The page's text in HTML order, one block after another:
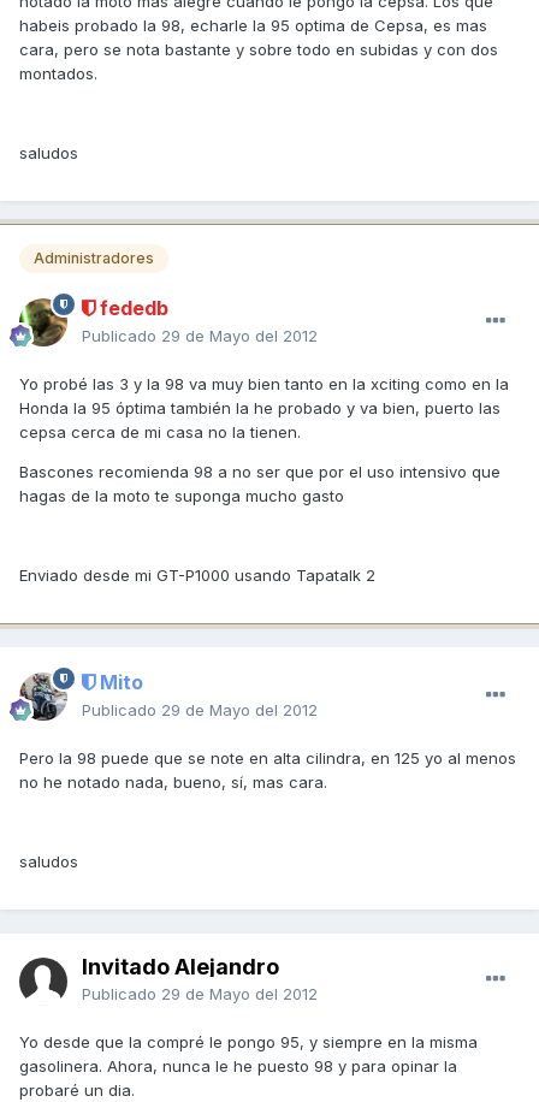
habeis probado la 98, echarle la 95 optima de Cepsa, es mas
cara, pero se nota bastante y sobre todo en subidas y con dos
montados.
saludos
Administradores
fededb
Publicado 29 de Mayo del 2012
Yo probé las 3 y la 98 va muy bien tanto en la xciting como en la
Honda la 95 óptima también la he probado y va bien, puerto las
cepsa cerca de mi casa no la tienen.
Bascones recomienda 98 a no ser que por el uso intensivo que
hagas de la moto te suponga mucho gasto
Enviado desde mi GT-P1000 usando Tapatalk 2
Mito
Publicado 29 de Mayo del 2012
Pero la 98 puede que se note en alta cilindra, en 125 yo al menos
no he notado nada, bueno, sí, mas cara.
saludos
Invitado Alejandro
Publicado 29 de Mayo del 2012
Yo desde que la compré le pongo 95, y siempre en la misma
gasolinera. Ahora, nunca le he puesto 98 y para opinar la
probaré un dia.